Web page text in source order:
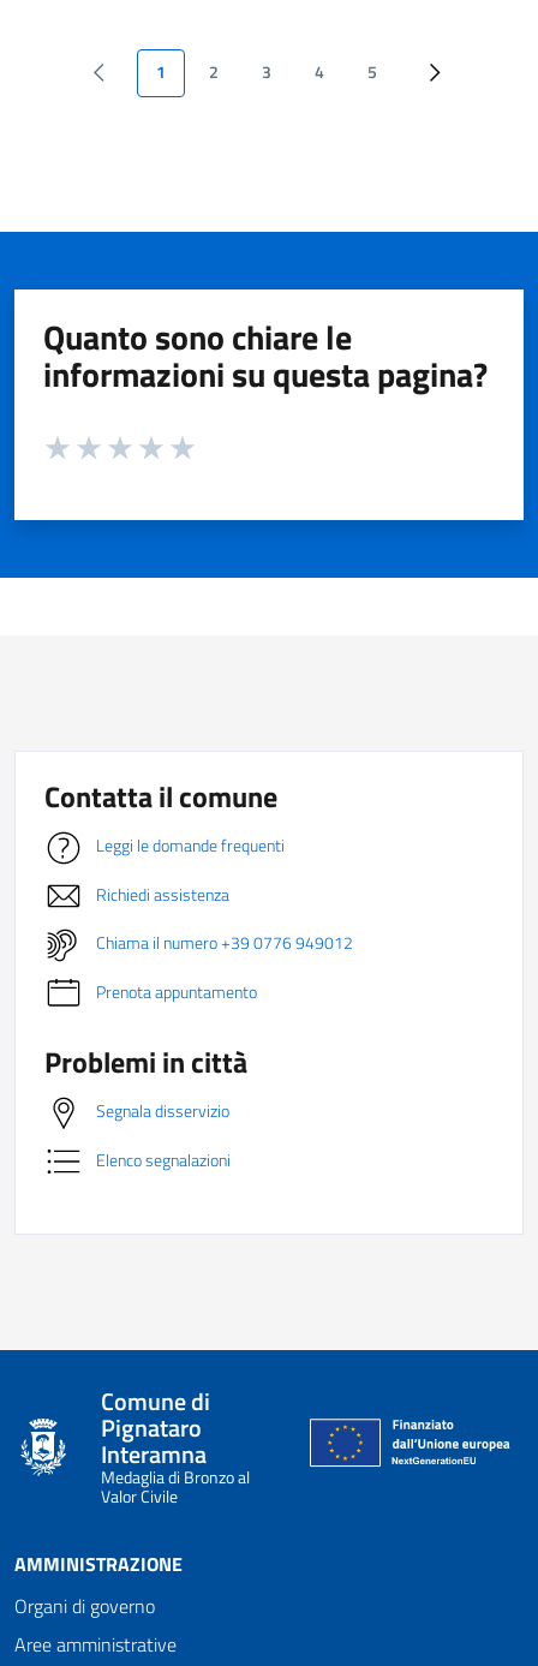
1 2 3 4 5
Quanto sono chiare le
informazioni su questa pagina?
Valuta da 1 a 5 stelle la pagina
Contatta il comune
Leggi le domande frequenti
Richiedi assistenza
Chiama il numero +39 0776 949012
Prenota appuntamento
Problemi in città
Segnala disservizio
Elenco segnalazioni
Comune di
Pignataro
Interamna
Medaglia di Bronzo al
Valor Civile
AMMINISTRAZIONE
Organi di governo
Aree amministrative